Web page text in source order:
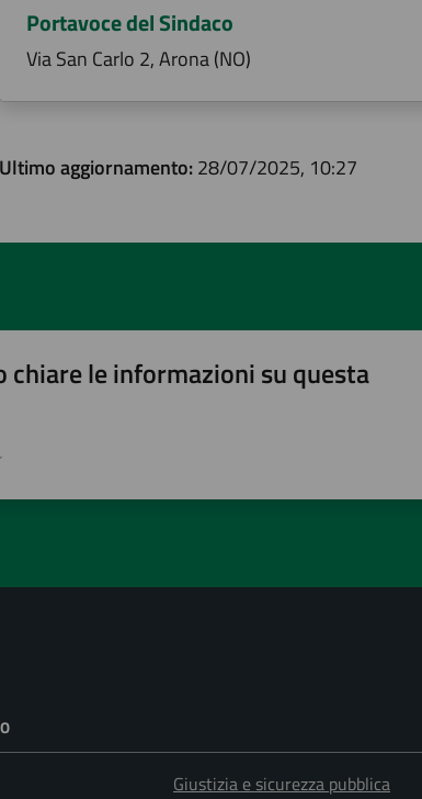
Portavoce del Sindaco
Via San Carlo 2, Arona (NO)
Ultimo aggiornamento:28/07/2025, 10:27
chiare le informazioni su questa
Giustizia e sicurezza pubblica